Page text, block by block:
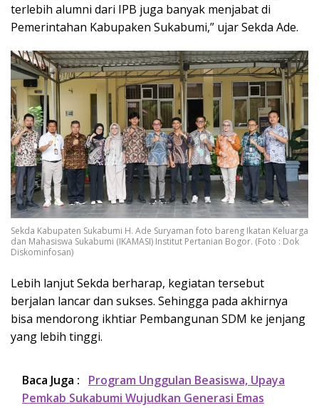
terlebih alumni dari IPB juga banyak menjabat di
Pemerintahan Kabupaken Sukabumi,” ujar Sekda Ade.
Sekda Kabupaten Sukabumi H. Ade Suryaman foto bareng Ikatan Keluarga
dan Mahasiswa Sukabumi (IKAMASI) Institut Pertanian Bogor. (Foto : Dok
Diskominfosan)
Lebih lanjut Sekda berharap, kegiatan tersebut
berjalan lancar dan sukses. Sehingga pada akhirnya
bisa mendorong ikhtiar Pembangunan SDM ke jenjang
yang lebih tinggi.
Baca Juga :
Program Unggulan Beasiswa, Upaya
Pemkab Sukabumi Wujudkan Generasi Emas